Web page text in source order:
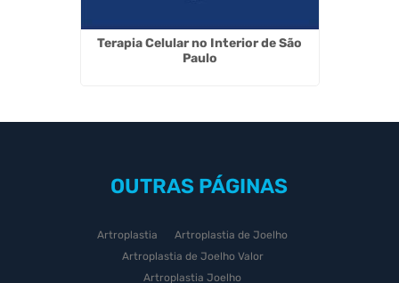
Terapia Celular no Interior de São
Paulo
OUTRAS PÁGINAS
Artroplastia
Artroplastia de Joelho
Artroplastia de Joelho Valor
Artroplastia Joelho